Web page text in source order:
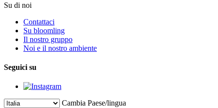
Su di noi
Contattaci
Su bloomling
Il nostro gruppo
Noi e il nostro ambiente
Seguici su
Cambia Paese/lingua